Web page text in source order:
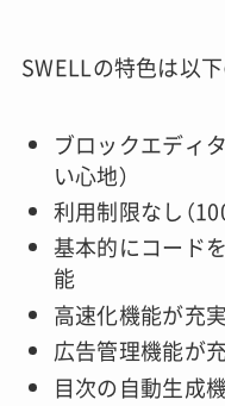
SWELLの特色は以下
ブロックエディ
い心地）
利用制限なし（
基本的にコード
能
高速化機能が充実
広告管理機能が
目次の自動生成